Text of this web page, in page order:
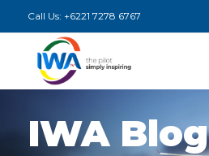
Call Us: +6221 7278 6767
IWA Blog